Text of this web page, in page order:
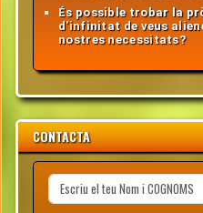
És possible trobar la
d'infinitat de veus
nostres necessitats?
CONTACTA